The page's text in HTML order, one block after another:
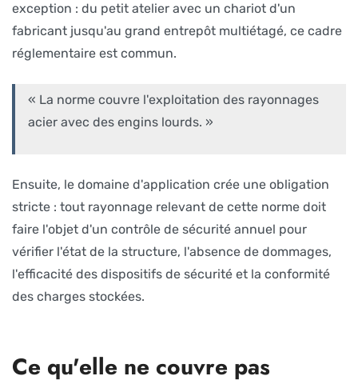
exception : du petit atelier avec un chariot d'un
fabricant jusqu'au grand entrepôt multiétagé, ce cadre
réglementaire est commun.
« La norme couvre l'exploitation des rayonnages
acier avec des engins lourds. »
Ensuite, le domaine d'application crée une obligation
stricte : tout rayonnage relevant de cette norme doit
faire l'objet d'un contrôle de sécurité annuel pour
vérifier l'état de la structure, l'absence de dommages,
l'efficacité des dispositifs de sécurité et la conformité
des charges stockées.
Ce qu'elle ne couvre pas